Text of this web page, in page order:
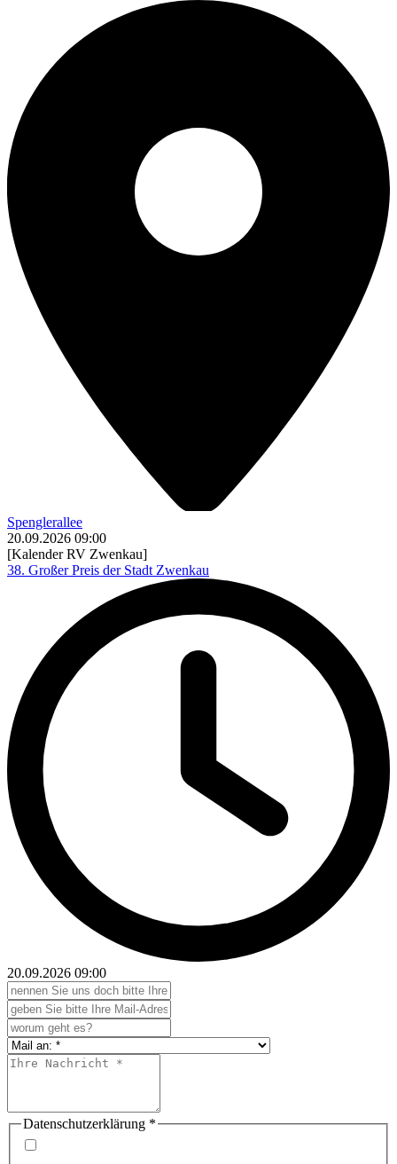
Spenglerallee
20.09.2026 09:00
[Kalender RV Zwenkau]
38. Großer Preis der Stadt Zwenkau
20.09.2026 09:00
Datenschutzerklärung *